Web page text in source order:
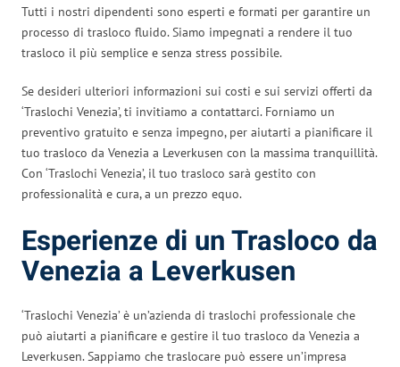
Tutti i nostri dipendenti sono esperti e formati per garantire un
processo di trasloco fluido. Siamo impegnati a rendere il tuo
trasloco il più semplice e senza stress possibile.
Se desideri ulteriori informazioni sui costi e sui servizi offerti da
‘Traslochi Venezia’, ti invitiamo a contattarci. Forniamo un
preventivo gratuito e senza impegno, per aiutarti a pianificare il
tuo trasloco da Venezia a Leverkusen con la massima tranquillità.
Con ‘Traslochi Venezia’, il tuo trasloco sarà gestito con
professionalità e cura, a un prezzo equo.
Esperienze di un Trasloco da
Venezia a Leverkusen
‘Traslochi Venezia’ è un’azienda di traslochi professionale che
può aiutarti a pianificare e gestire il tuo trasloco da Venezia a
Leverkusen. Sappiamo che traslocare può essere un’impresa